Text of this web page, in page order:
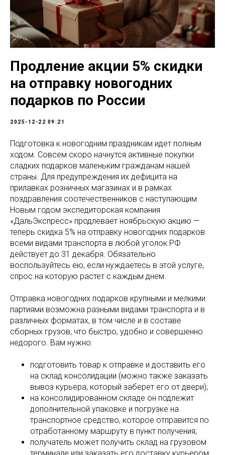
Продление акции 5% скидки
на отправку новогодних
подарков по России
2025-12-22 09:21
Подготовка к новогодним праздникам идет полным
ходом. Совсем скоро начнутся активные покупки
сладких подарков маленьким гражданам нашей
страны. Для предупреждения их дефицита на
прилавках розничных магазинах и в рамках
поздравления соотечественников с наступающим
Новым годом экспедиторская компания
«ДальЭкспресс» продлевает ноябрьскую акцию —
теперь скидка 5% на отправку новогодних подарков
всеми видами транспорта в любой уголок РФ
действует до 31 декабря. Обязательно
воспользуйтесь ею, если нуждаетесь в этой услуге,
спрос на которую растет с каждым днем.
Отправка новогодних подарков крупными и мелкими
партиями возможна разными видами транспорта и в
различных форматах, в том числе и в составе
сборных грузов, что быстро, удобно и совершенно
недорого. Вам нужно:
подготовить товар к отправке и доставить его
на склад консолидации (можно также заказать
вывоз курьера, который заберет его от двери);
на консолидированном складе он подлежит
дополнительной упаковке и погрузке на
транспортное средство, которое отправится по
отработанному маршруту в пункт получения;
получатель может получить склад на грузовом